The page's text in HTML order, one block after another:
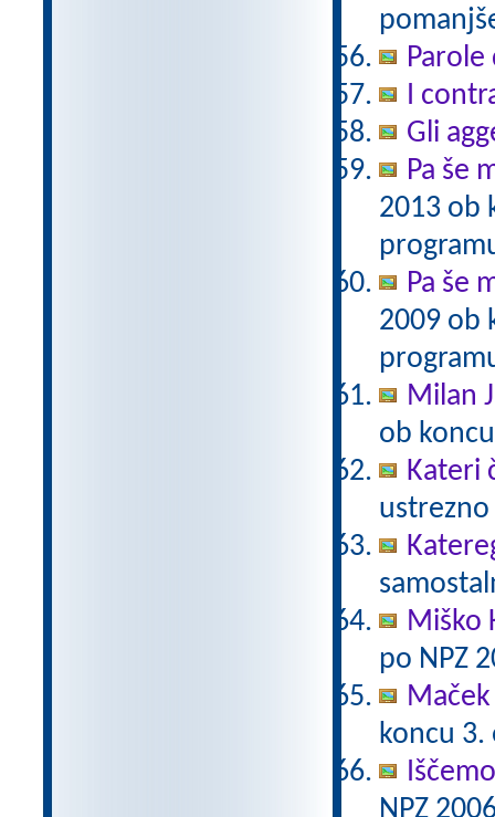
Parole
I
Gli
Pa še
2013 ob
Pa še
2009 ob
Milan
ob
Kateri
Miško
po NPZ
koncu
NPZ